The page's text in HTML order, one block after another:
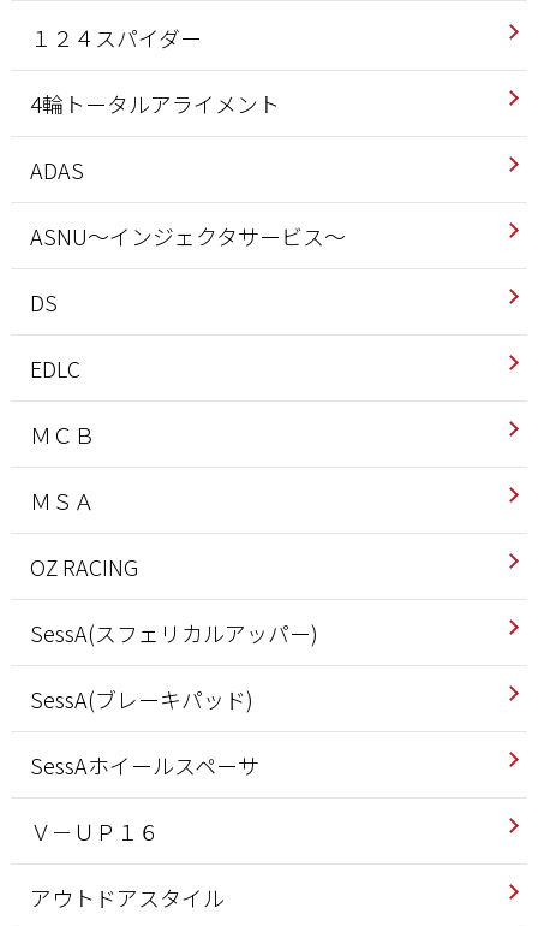
１２４スパイダー
4輪トータルアライメント
ADAS
ASNU～インジェクタサービス～
DS
EDLC
ＭＣＢ
ＭＳＡ
OZ RACING
SessA(スフェリカルアッパー)
SessA(ブレーキパッド)
SessAホイールスペーサ
Ｖ－ＵＰ１６
アウトドアスタイル